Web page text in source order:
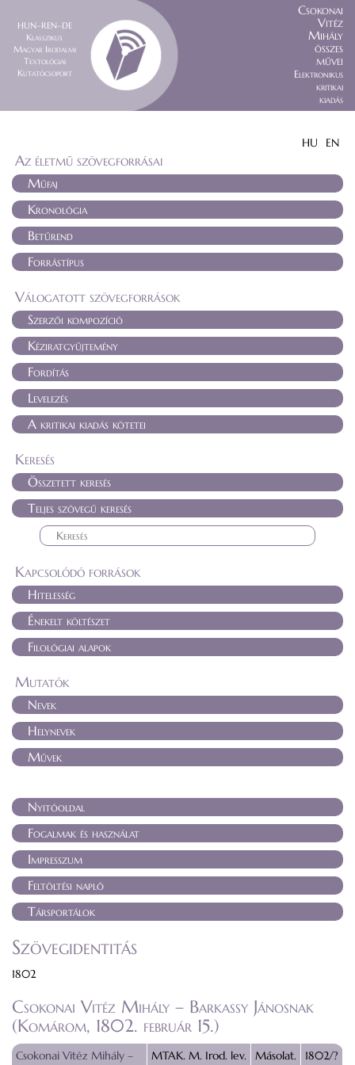
HUN–REN–DE
Klasszikus
Magyar Irodalmi
Textológiai
Kutatócsoport
Csokonai
Vitéz
Mihály
összes
művei
Elektronikus
kritikai
kiadás
HU EN
Az életmű szövegforrásai
Műfaj
Kronológia
Betűrend
Forrástípus
Válogatott szövegforrások
Szerzői kompozíció
Kéziratgyűjtemény
Fordítás
Levelezés
A kritikai kiadás kötetei
Keresés
Összetett keresés
Teljes szövegű keresés
Kapcsolódó források
Hitelesség
Énekelt költészet
Filológiai alapok
Mutatók
Nevek
Helynevek
Művek
Nyitóoldal
Fogalmak és használat
Impresszum
Feltöltési napló
Társportálok
Szövegidentitás
1802
Csokonai Vitéz Mihály – Barkassy Jánosnak
(Komárom, 1802. február 15.)
Csokonai Vitéz Mihály –
MTAK. M. Irod. lev.
Másolat.
1802/?